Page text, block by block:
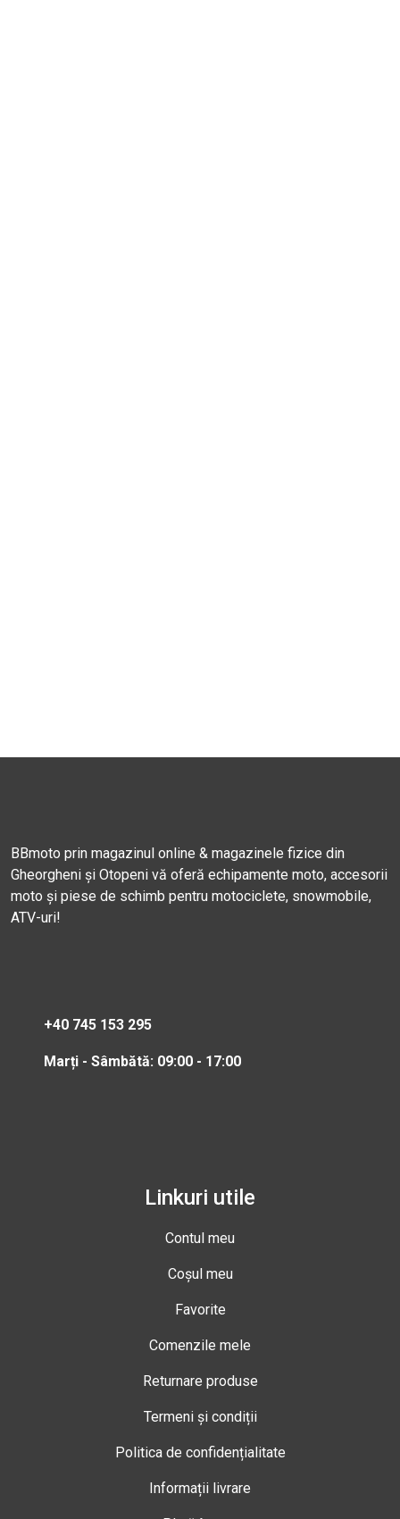
BBmoto prin magazinul online & magazinele fizice din
Gheorgheni și Otopeni vă oferă echipamente moto, accesorii
moto și piese de schimb pentru motociclete, snowmobile,
ATV-uri!
+40 745 153 295
Marți - Sâmbătă: 09:00 - 17:00
Linkuri utile
Contul meu
Coșul meu
Favorite
Comenzile mele
Returnare produse
Termeni și condiții
Politica de confidențialitate
Informații livrare